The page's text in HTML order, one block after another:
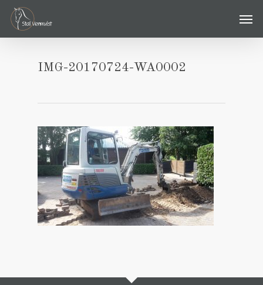
Skip
main
IMG-20170724-WA0002